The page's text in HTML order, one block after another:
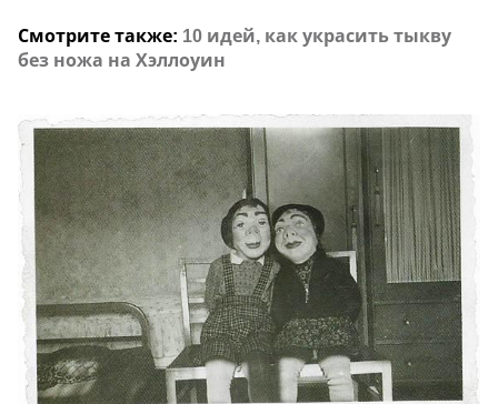
Смотрите также: 10 идей, как украсить тыкву
без ножа на Хэллоуин